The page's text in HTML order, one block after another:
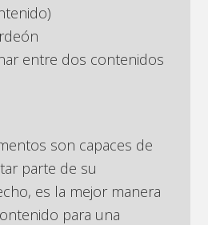
entre dos contenidos
son capaces de
parte de su
es la mejor manera
para una